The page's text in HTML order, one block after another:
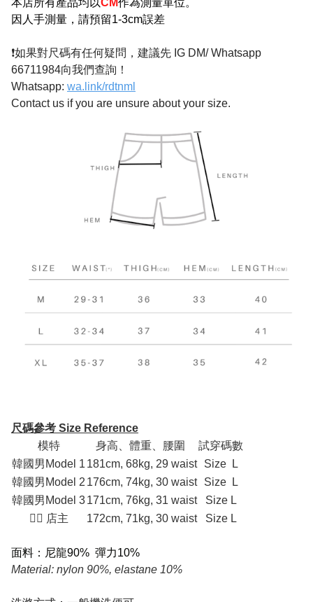
本店所有產品均以CM作為測量單位。
因人手測量，請預留1-3cm誤差
❗如果對尺碼有任何疑問，建議先 IG DM/ Whatsapp
66711984向我們查詢！
Whatsapp: wa.link/rdtnml
Contact us if you are unsure about your size.
尺碼參考 Size Reference
模特
身高、體重、腰圍
試穿碼數
韓國男Model 1 181cm, 68kg, 29 waist
Size L
韓國男Model 2 176cm, 74kg, 30 waist
Size L
韓國男Model 3171cm, 76kg, 31 waist
Size L
💁‍♂ 店主
172cm, 71kg, 30 waist Size L
面料：尼龍90% 彈力10%
Material: nylon 90%, elastane 10%